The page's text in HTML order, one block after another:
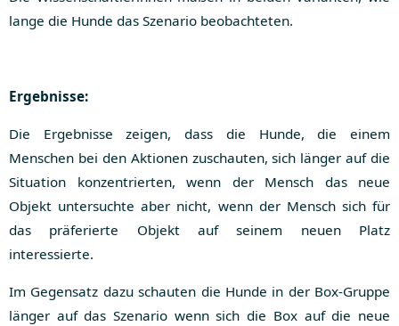
lange die Hunde das Szenario beobachteten.
Ergebnisse:
Die Ergebnisse zeigen, dass die Hunde, die einem
Menschen bei den Aktionen zuschauten, sich länger auf die
Situation konzentrierten, wenn der Mensch das neue
Objekt untersuchte aber nicht, wenn der Mensch sich für
das präferierte Objekt auf seinem neuen Platz
interessierte.
Im Gegensatz dazu schauten die Hunde in der Box-Gruppe
länger auf das Szenario wenn sich die Box auf die neue